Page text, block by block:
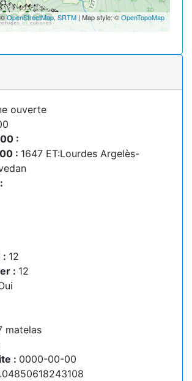
©OpenStreetMap, SRTM | Map style: ©OpenTopoMap
ouverte
:
: 1647 ET:Lourdes Argelès-
: 12
: 12
matelas
: 0000-00-00